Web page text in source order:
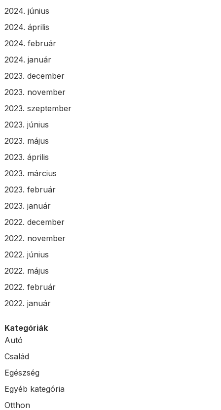
2024. június
2024. április
2024. február
2024. január
2023. december
2023. november
2023. szeptember
2023. június
2023. május
2023. április
2023. március
2023. február
2023. január
2022. december
2022. november
2022. június
2022. május
2022. február
2022. január
Kategóriák
Autó
Család
Egészség
Egyéb kategória
Otthon